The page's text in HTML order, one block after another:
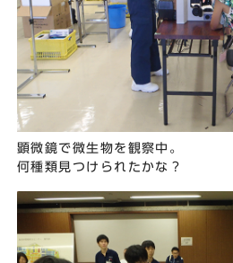
顕微鏡で微生物を観察中。
何種類見つけられたかな？